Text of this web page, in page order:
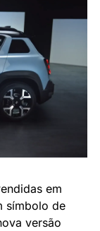
em
símbolo de
versão